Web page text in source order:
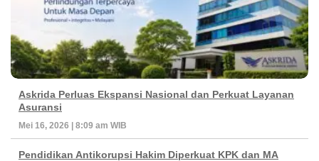
Askrida Perluas Ekspansi Nasional dan Perkuat Layanan
Asuransi
Mei 16, 2026 | 8:09 am WIB
Pendidikan Antikorupsi Hakim Diperkuat KPK dan MA